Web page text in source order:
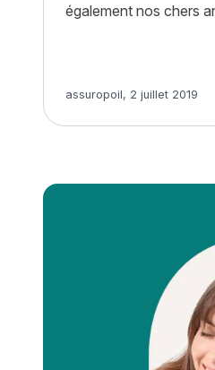
également nos chers
Article rédigé par
assuropoil, 2 juillet 2019